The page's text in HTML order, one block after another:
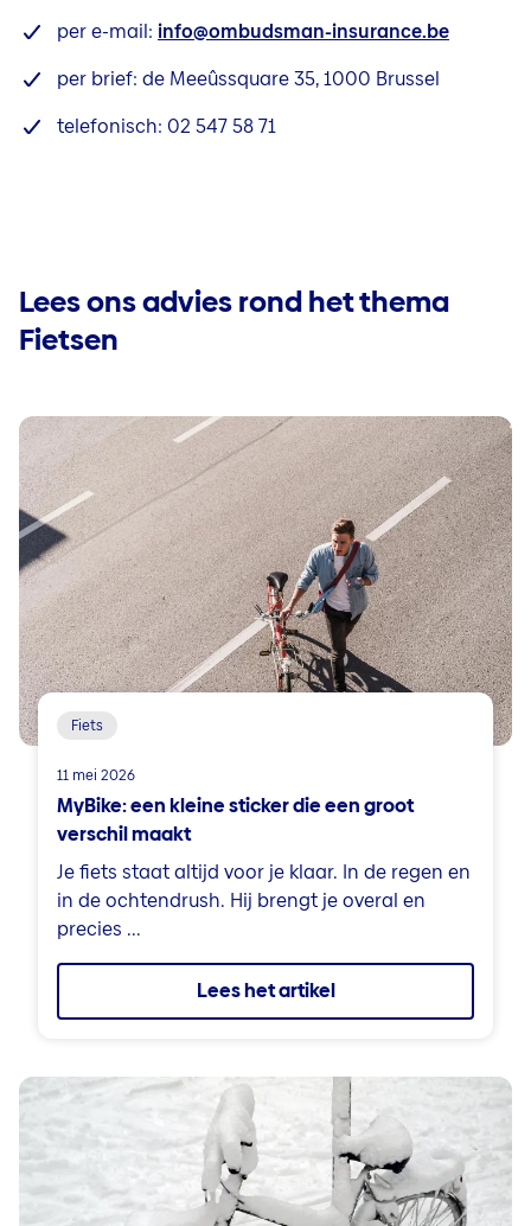
per e-mail: info@ombudsman-insurance.be
per brief: de Meeûssquare 35, 1000 Brussel
telefonisch: 02 547 58 71
Lees ons advies rond het thema
Fietsen
Fiets
11 mei 2026
MyBike: een kleine sticker die een groot
verschil maakt
Je fiets staat altijd voor je klaar. In de regen en
in de ochtendrush. Hij brengt je overal en
precies ...
Lees het artikel